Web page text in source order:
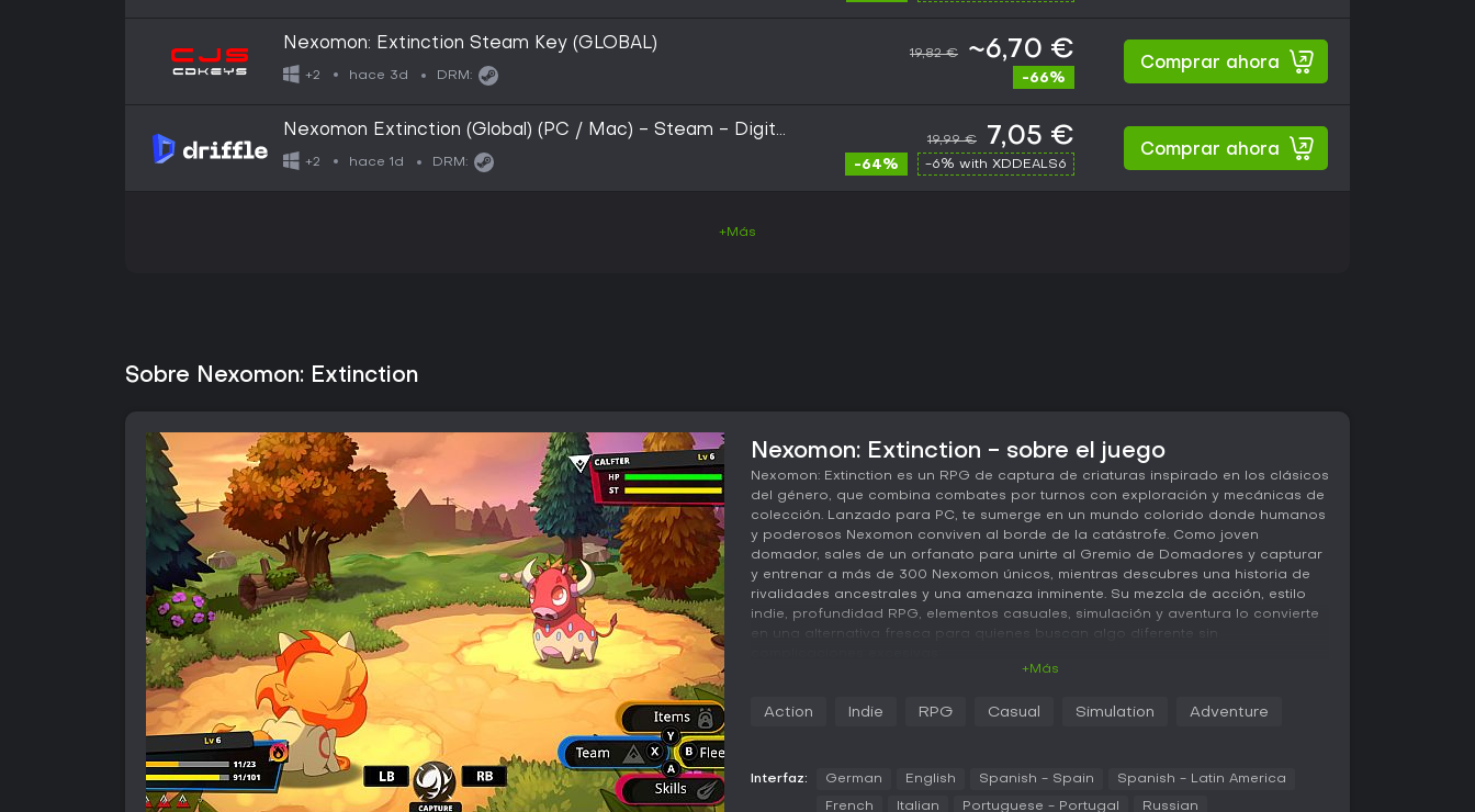
Nexomon: Extinction Steam Key (GLOBAL)
+2 hace 3d DRM:
19,82 € ~6,70 €
-66%
Comprar ahora
Nexomon Extinction (Global) (PC / Mac) - Steam - Digital
Key
+2 hace 1d DRM:
19,99 € 7,05 €
-64% -6% with XDDEALS6
Comprar ahora
+Más
Sobre Nexomon: Extinction
Nexomon: Extinction - sobre el juego
Nexomon: Extinction es un RPG de captura de criaturas inspirado en los clásicos
del género, que combina combates por turnos con exploración y mecánicas de
colección. Lanzado para PC, te sumerge en un mundo colorido donde humanos
y poderosos Nexomon conviven al borde de la catástrofe. Como joven
domador, sales de un orfanato para unirte al Gremio de Domadores y capturar
y entrenar a más de 300 Nexomon únicos, mientras descubres una historia de
rivalidades ancestrales y una amenaza inminente. Su mezcla de acción, estilo
indie, profundidad RPG, elementos casuales, simulación y aventura lo convierte
en una alternativa fresca para quienes buscan algo diferente sin
El núcleo del juego consiste en capturar y combatir con Nexomon, criaturas
naturaleza y forman equipos de hasta seis para enfrentamientos por turnos
contra otros domadores o criaturas salvajes. El combate se basa en la
+Más
Action Indie RPG Casual Simulation Adventure
Interfaz: German English Spanish - Spain Spanish - Latin America
French Italian Portuguese - Portugal Russian